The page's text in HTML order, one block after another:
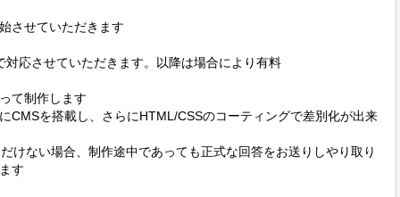
させていただきます
応させていただきます。以降は場合により有料
て制作します
CMSを搭載し、さらにHTML/CSSのコーティングで差別化が出来
けない場合、制作途中であっても正式な回答をお送りしやり取り
す